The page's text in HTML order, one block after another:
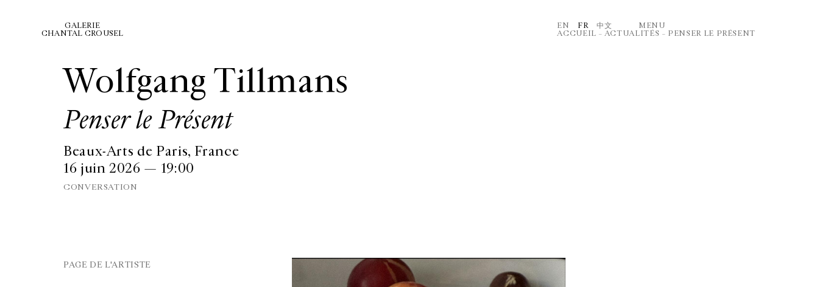
GALERIE
CHANTAL CROUSEL
EN FR 中文
MENU
ACCUEIL – ACTUALITÉS – PENSER LE PRÉSENT
Wolfgang Tillmans
Penser le Présent
Beaux-Arts de Paris, France
16 juin 2026 — 19:00
CONVERSATION
PAGE DE L'ARTISTE